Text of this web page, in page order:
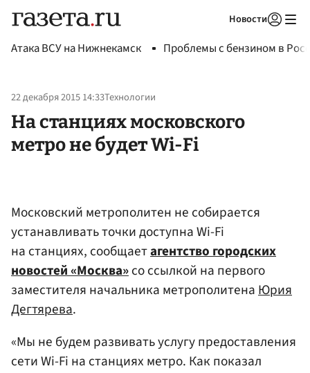
Новости
Атака ВСУ на Нижнекамск Проблемы с бензином в
22 декабря 2015 14:33Технологии
На станциях московского
метро не будет Wi-Fi
Московский метрополитен не собирается
устанавливать точки доступна Wi-Fi
на станциях, сообщаетагентство городских
новостей «Москва»со ссылкой на первого
заместителя начальника метрополитенаЮрия
Дегтярева.
«Мы не будем развивать услугу предоставления
сети Wi-Fi на станциях метро. Как показал